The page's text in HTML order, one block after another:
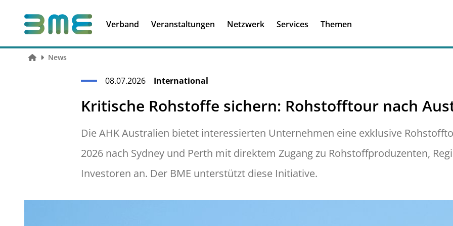
Verband Veranstaltungen
Führungskompetenzen
Netzwerk
Services Themen
Ich habe einen
News
08.07.2026 International
Kritische Rohstoffe sichern: Rohstofftour nach
Die AHK Australien bietet interessierten Unternehmen eine exklusive
2026 nach Sydney und Perth mit direktem Zugang zu Rohstoffproduzenten,
Investoren an. Der BME unterstützt diese Initiative.